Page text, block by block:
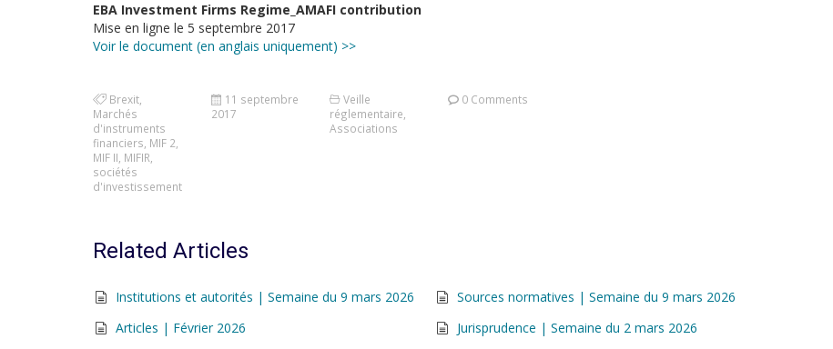
EBA Investment Firms Regime_AMAFI contribution
Mise en ligne le 5 septembre 2017
Voir le document (en anglais uniquement) >>
Brexit
Marchés
d'instruments
financiers MIF 2
MIF II MIFIR
sociétés
d'investissement
11 septembre
2017
Veille
réglementaire
Associations
0 Comments
Related Articles
Institutions et autorités | Semaine du 9 mars 2026
Sources normatives | Semaine du 9 mars 2026
Articles | Février 2026
Jurisprudence | Semaine du 2 mars 2026